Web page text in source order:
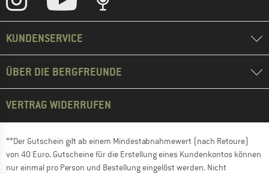
KUNDENSERVICE
ÜBER DIE BERGFREUNDE
VERTRAG WIDERRUFEN
**Der Gutschein gilt ab einem Mindestabnahmewert (nach Retoure)
von 40 Euro. Gutscheine für die Erstellung eines Kundenkontos können
nur einmal pro Person und Bestellung eingelöst werden. Nicht